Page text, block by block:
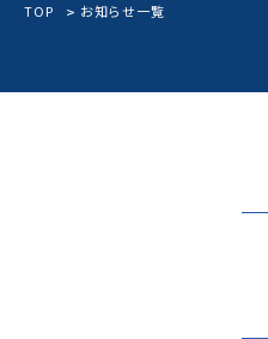
TOP お知らせ一覧